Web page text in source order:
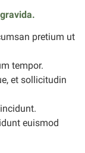
pretium ut
tempor.
et sollicitudin
euismod